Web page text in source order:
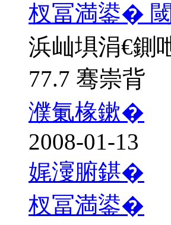
杈冨満鍙�
浜屾埧涓€鍘
77.7 骞崇背
濮氭椽鏉�
2008-01-13
娓濅腑鍖�
杈冨満鍙�